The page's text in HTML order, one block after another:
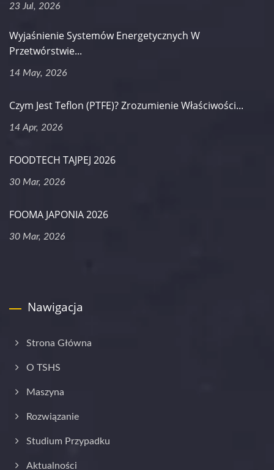
23 Jul, 2026
Wyjaśnienie Systemów Energetycznych W
Przetwórstwie...
14 May, 2026
Czym Jest Teflon (PTFE)? Zrozumienie Właściwości...
14 Apr, 2026
FOODTECH TAJPEJ 2026
30 Mar, 2026
FOOMA JAPONIA 2026
30 Mar, 2026
Nawigacja
Strona Główna
O TSHS
Maszyna
Rozwiązanie
Studium Przypadku
Aktualności